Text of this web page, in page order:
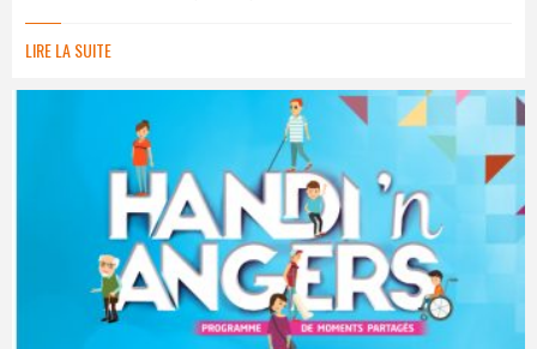
LIRE LA SUITE